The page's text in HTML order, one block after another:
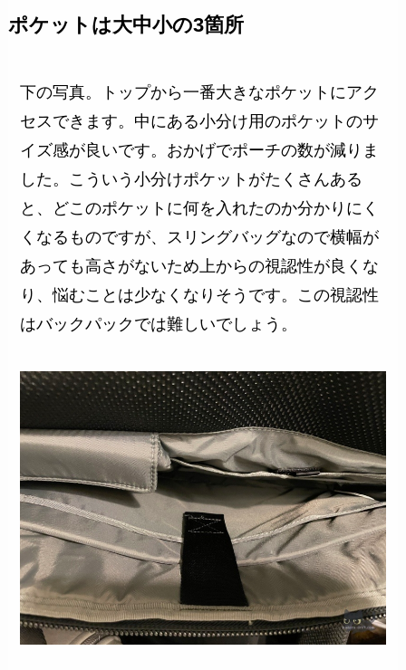
ポケットは大中小の3箇所
下の写真。トップから一番大きなポケットにアク
セスできます。中にある小分け用のポケットのサ
イズ感が良いです。おかげでポーチの数が減りま
した。こういう小分けポケットがたくさんある
と、どこのポケットに何を入れたのか分かりにく
くなるものですが、スリングバッグなので横幅が
あっても高さがないため上からの視認性が良くな
り、悩むことは少なくなりそうです。この視認性
はバックパックでは難しいでしょう。